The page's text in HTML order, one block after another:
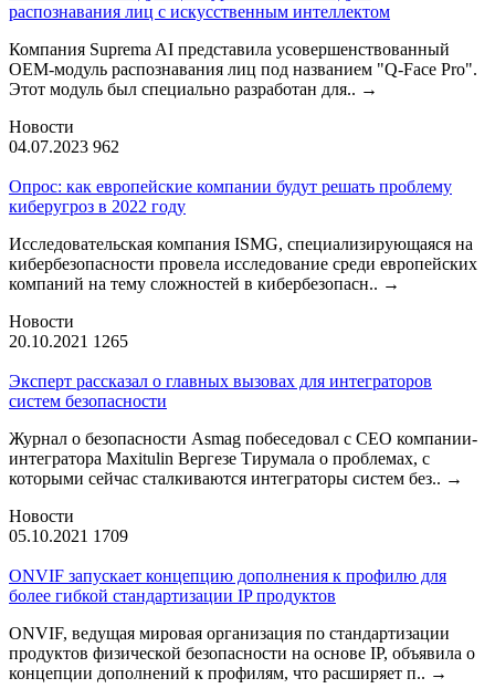
распознавания лиц с искусственным интеллектом
Компания Suprema AI представила усовершенствованный
OEM-модуль распознавания лиц под названием "Q-Face Pro".
Этот модуль был специально разработан для.. →
Новости
04.07.2023 962
Опрос: как европейские компании будут решать проблему
киберугроз в 2022 году
Исследовательская компания ISMG, специализирующаяся на
кибербезопасности провела исследование среди европейских
компаний на тему сложностей в кибербезопасн.. →
Новости
20.10.2021 1265
Эксперт рассказал о главных вызовах для интеграторов
систем безопасности
Журнал о безопасности Asmag побеседовал с CEO компании-
интегратора Maxitulin Вергезе Тирумала о проблемах, с
которыми сейчас сталкиваются интеграторы систем без.. →
Новости
05.10.2021 1709
ONVIF запускает концепцию дополнения к профилю для
более гибкой стандартизации IP продуктов
ONVIF, ведущая мировая организация по стандартизации
продуктов физической безопасности на основе IP, объявила о
концепции дополнений к профилям, что расширяет п.. →